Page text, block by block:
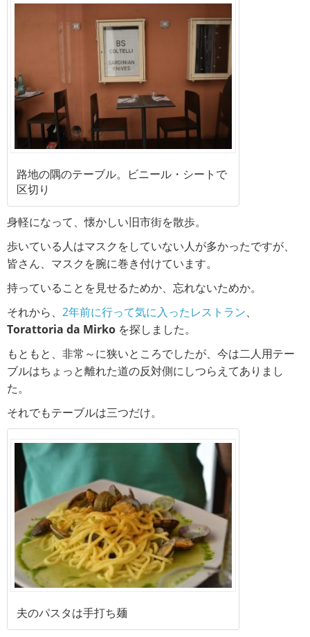
路地の隅のテーブル。ビニール・シートで
区切り
身軽になって、懐かしい旧市街を散歩。
歩いている人はマスクをしていない人が多かったですが、
皆さん、マスクを腕に巻き付けています。
持っていることを見せるためか、忘れないためか。
それから、 2年前に行って気に入ったレストラン、
Torattoria da Mirko を探しました。
もともと、非常～に狭いところでしたが、今は二人用テー
ブルはちょっと離れた道の反対側にしつらえてありまし
た。
それでもテーブルは三つだけ。
夫のパスタは手打ち麺